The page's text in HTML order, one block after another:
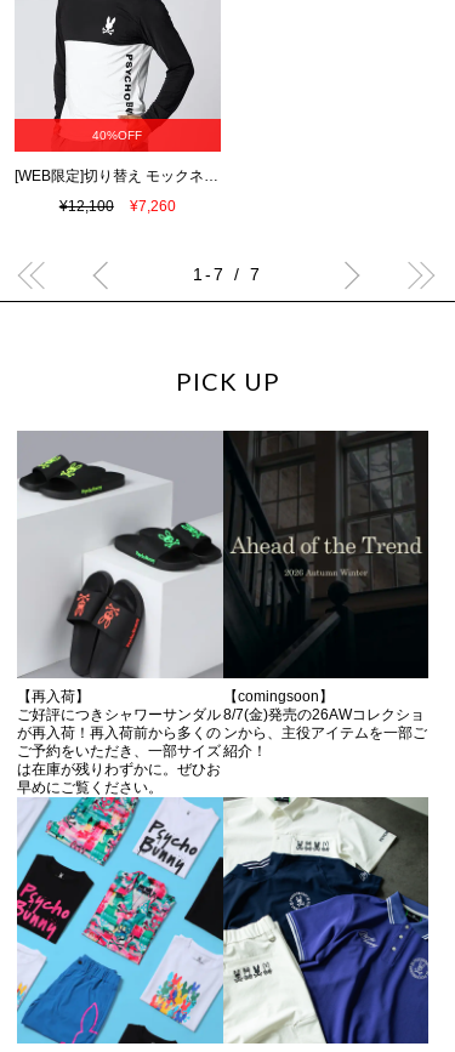
40%OFF
¥12,100
¥7,260
1-7 / 7
PICK UP
【再入荷】
ご好評につきシャワーサンダル
が再入荷！再入荷前から多くの
ご予約をいただき、一部サイズ
は在庫が残りわずかに。ぜひお
早めにご覧ください。
【comingsoon】
8/7(金)発売の26AWコレクショ
ンから、主役アイテムを一部ご
紹介！